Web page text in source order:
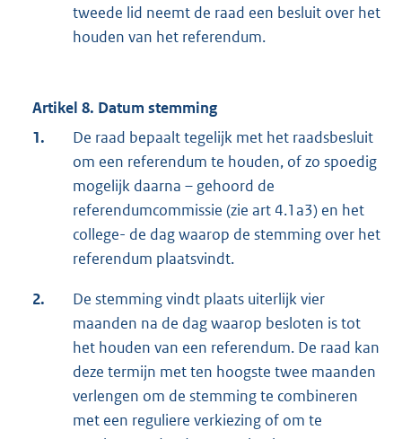
tweede lid neemt de raad een besluit over het
houden van het referendum.
Artikel 8. Datum stemming
1.
De raad bepaalt tegelijk met het raadsbesluit
om een referendum te houden, of zo spoedig
mogelijk daarna – gehoord de
referendumcommissie (zie art 4.1a3) en het
college- de dag waarop de stemming over het
referendum plaatsvindt.
2.
De stemming vindt plaats uiterlijk vier
maanden na de dag waarop besloten is tot
het houden van een referendum. De raad kan
deze termijn met ten hoogste twee maanden
verlengen om de stemming te combineren
met een reguliere verkiezing of om te